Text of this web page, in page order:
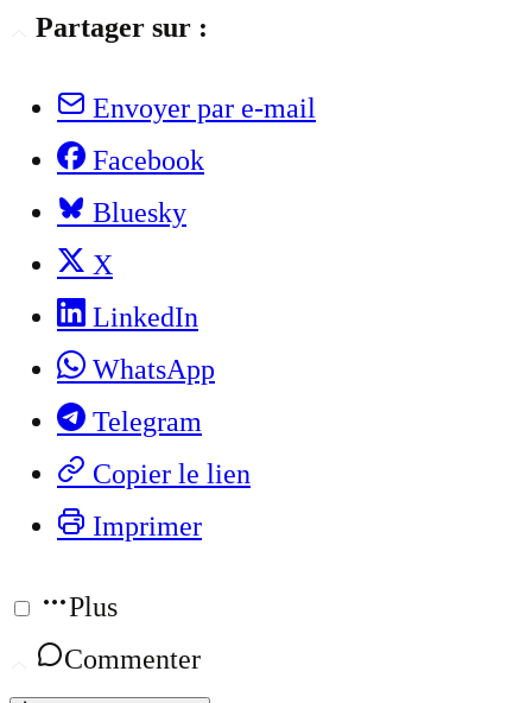
Partager sur :
Envoyer par e-mail
Facebook
Bluesky
X
LinkedIn
WhatsApp
Telegram
Copier le lien
Imprimer
Plus
Commenter